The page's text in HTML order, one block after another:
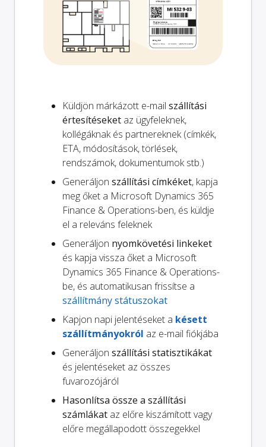
Küldjön márkázott e-mail szállítási
értesítéseket az ügyfeleknek,
kollégáknak és partnereknek (címkék,
ETA, módosítások, törlések,
rendszámok, dokumentumok stb.)
Generáljon szállítási címkéket, kapja
meg őket a Microsoft Dynamics 365
Finance & Operations-ben, és küldje
el a releváns feleknek
Generáljon nyomkövetési linkeket
és kapja vissza őket a Microsoft
Dynamics 365 Finance & Operations-
be, és automatikusan frissítse a
szállítmány státuszokat
Kapjon napi jelentéseket a késett
szállítmányokról az e-mail fiókjába
Generáljon szállítási statisztikákat
és jelentéseket az összes
fuvarozójáról
Hasonlítsa össze a szállítási
számlákat az előre kiszámított vagy
előre megállapodott összegekkel